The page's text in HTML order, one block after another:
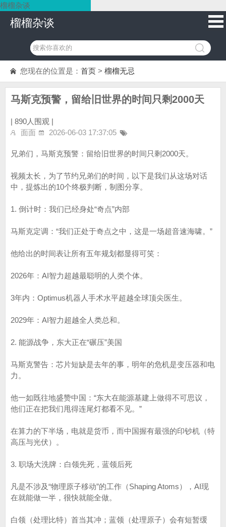
榴榴杂谈
榴榴杂谈
您现在的位置是： 首页 > 榴榴无忌
马斯克预警，留给旧世界的时间只剩2000天
| 890人围观 |
面面
2026-06-03 17:37:05
兄弟们，马斯克预警：留给旧世界的时间只剩2000天。
视频太长，为了节约兄弟们的时间，以下是我们从这场对话
中，提炼出的10个终极判断，制图分享。
1. 倒计时：我们已经身处“奇点”内部
马斯克定调：“我们正处于奇点之中，这是一场超音速海啸。”
他给出的时间表让所有五年规划都显得可笑：
2026年：AI智力超越最聪明的人类个体。
3年内：Optimus机器人手术水平超越全球顶尖医生。
2029年：AI智力超越全人类总和。
2. 能源战争，东大正在“碾压”美国
马斯克警告：芯片短缺是去年的事，明年的危机是变压器和电
力。
他一如既往地盛赞中国：“东大在能源基建上做得不可思议，
他们正在把我们甩得连尾灯都看不见。”
在算力的下半场，电就是货币，而中国握有最强的印钞机（特
高压与光伏）。
3. 职场大洗牌：白领先死，蓝领后死
凡是不涉及“物理原子移动”的工作（Shaping Atoms），AI现
在就能做一半，很快就能全做。
白领（处理比特）首当其冲；蓝领（处理原子）会有短暂缓